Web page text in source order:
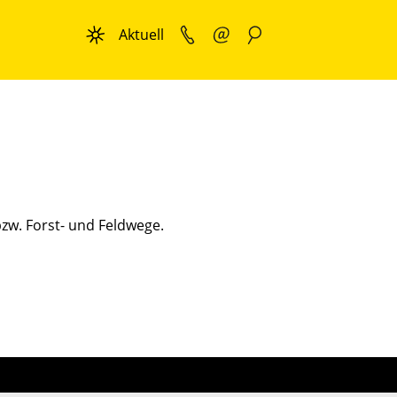
Aktuell
Forst- und Feldwege.